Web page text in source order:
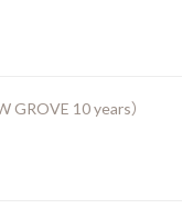
GROVE 10 years）